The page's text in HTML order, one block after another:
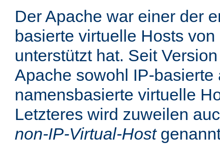
Der Apache war einer der
basierte virtuelle Hosts
unterstützt hat. Seit
Apache sowohl IP-basierte
namensbasierte virtuelle
Letzteres wird zuweilen
non-IP-Virtual-Host